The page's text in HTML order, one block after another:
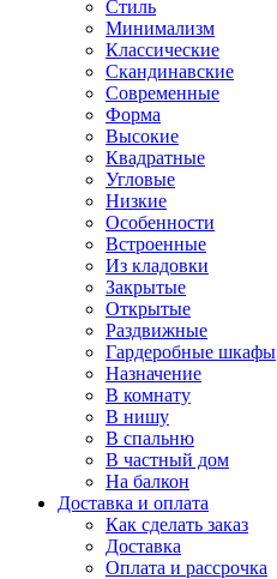
Стиль
Минимализм
Классические
Скандинавские
Современные
Форма
Высокие
Квадратные
Угловые
Низкие
Особенности
Встроенные
Из кладовки
Закрытые
Открытые
Раздвижные
Гардеробные шкафы
Назначение
В комнату
В нишу
В спальню
В частный дом
На балкон
Доставка и оплата
Как сделать заказ
Доставка
Оплата и рассрочка